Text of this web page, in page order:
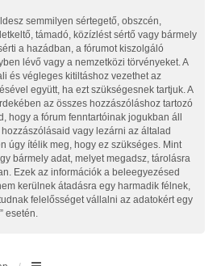
semmilyen sértegető, obszcén,
támadó, közízlést sértő vagy bármely
a hazádban, a fórumot kiszolgáló
lévő vagy a nemzetközi törvényeket. A
és végleges kitiltáshoz vezethet az
együtt, ha ezt szükségesnek tartjuk. A
az összes hozzászóláshoz tartozó
hogy a fórum fenntartóinak jogukban áll
vagy lezárni az általad
úgy ítélik meg, hogy ez szükséges. Mint
bármely adat, melyet megadsz, tárolásra
Ezek az információk a beleegyezésed
kerülnek átadásra egy harmadik félnek,
felelősséget vállalni az adatokért egy
esetén.